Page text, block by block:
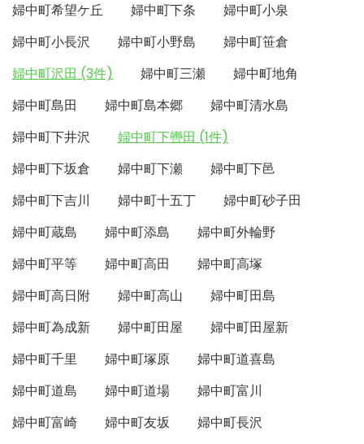
婦中町希望ケ丘
婦中町下条
婦中町小泉
婦中町小長沢
婦中町小野島
婦中町笹倉
婦中町沢田 (3件)
婦中町三瀬
婦中町地角
婦中町島田
婦中町島本郷
婦中町清水島
婦中町下井沢
婦中町下轡田 (1件)
婦中町下坂倉
婦中町下瀬
婦中町下邑
婦中町下吉川
婦中町十五丁
婦中町砂子田
婦中町蔵島
婦中町添島
婦中町外輪野
婦中町平等
婦中町高田
婦中町高塚
婦中町高日附
婦中町高山
婦中町田島
婦中町為成新
婦中町田屋
婦中町田屋新
婦中町千里
婦中町塚原
婦中町道喜島
婦中町道島
婦中町道場
婦中町富川
婦中町富崎
婦中町友坂
婦中町長沢